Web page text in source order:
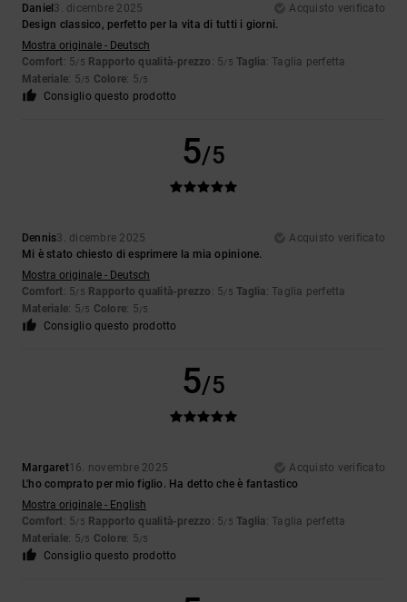
Daniel 3. dicembre 2025
Acquisto verificato
Design classico, perfetto per la vita di tutti i giorni.
Mostra originale - Deutsch
Comfort: 5/5 Rapporto qualità-prezzo : 5/5 Taglia: Taglia perfetta
Materiale: 5/5 Colore: 5/5
Consiglio questo prodotto
5/5
Dennis3. dicembre 2025
Acquisto verificato
Mi è stato chiesto di esprimere la mia opinione.
Mostra originale - Deutsch
Comfort: 5/5 Rapporto qualità-prezzo : 5/5 Taglia: Taglia perfetta
Materiale: 5/5 Colore: 5/5
Consiglio questo prodotto
5/5
Margaret16. novembre 2025
Acquisto verificato
L'ho comprato per mio figlio. Ha detto che è fantastico
Mostra originale - English
Comfort: 5/5 Rapporto qualità-prezzo : 5/5 Taglia: Taglia perfetta
Materiale: 5/5 Colore: 5/5
Consiglio questo prodotto